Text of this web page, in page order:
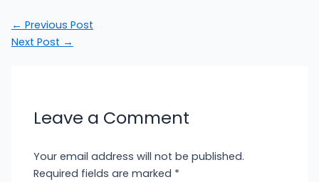
← Previous Post
Next Post →
Leave a Comment
Your email address will not be published.
Required fields are marked *